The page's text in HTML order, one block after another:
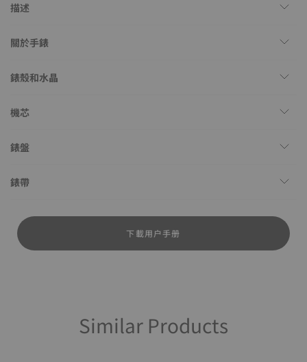
描述
關於手錶
錶殼和水晶
機芯
錶盤
錶帶
下載用户手册
Similar Products